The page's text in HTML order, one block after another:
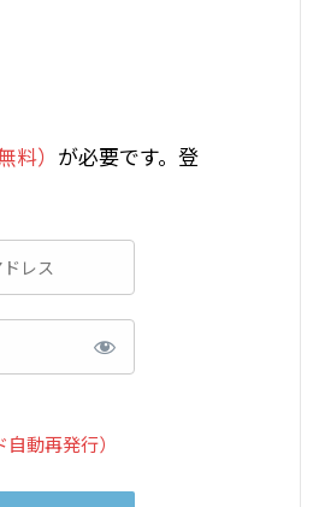
料） が必要です。登
動再発行）